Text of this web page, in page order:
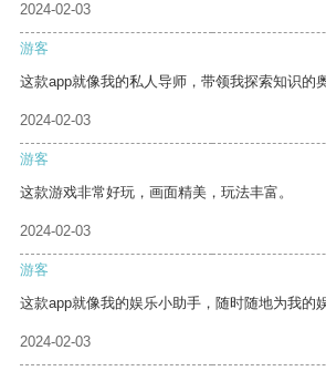
2024-02-03
游客
这款app就像我的私人导师，带领我探索知识的奥
2024-02-03
游客
这款游戏非常好玩，画面精美，玩法丰富。
2024-02-03
游客
这款app就像我的娱乐小助手，随时随地为我的
2024-02-03